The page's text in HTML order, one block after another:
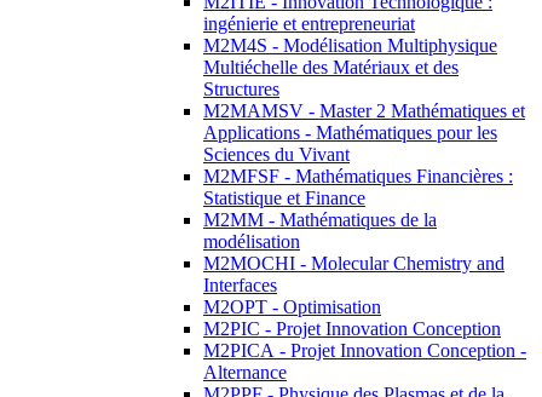
ingénierie et entrepreneuriat
M2M4S - Modélisation Multiphysique
Multiéchelle des Matériaux et des
Structures
M2MAMSV - Master 2 Mathématiques et
Applications - Mathématiques pour les
Sciences du Vivant
M2MFSF - Mathématiques Financières :
Statistique et Finance
M2MM - Mathématiques de la
modélisation
M2MOCHI - Molecular Chemistry and
Interfaces
M2OPT - Optimisation
M2PIC - Projet Innovation Conception
M2PICA - Projet Innovation Conception -
Alternance